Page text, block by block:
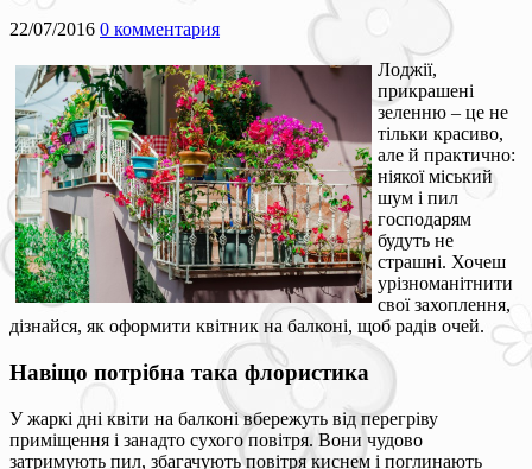
22/07/2016 0 комментария
Лоджії,
прикрашені
зеленню – це не
тільки красиво,
але й практично:
ніякої міський
шум і пил
господарям
будуть не
страшні. Хочеш
урізноманітнити
свої захоплення,
дізнайся, як оформити квітник на балконі, щоб радів очей.
Навіщо потрібна така флористика
У жаркі дні квіти на балконі вбережуть від перегріву
приміщення і занадто сухого повітря. Вони чудово
затримують пил, збагачують повітря киснем і поглинають